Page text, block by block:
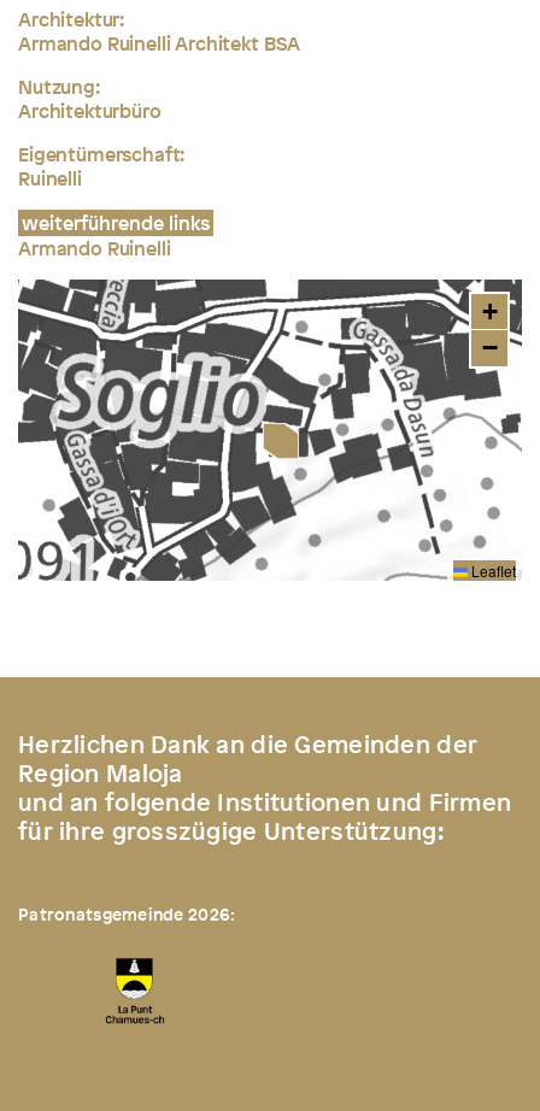
Architektur:
Armando Ruinelli Architekt BSA
Nutzung:
Architekturbüro
Eigentümerschaft:
Ruinelli
weiterführende links
Armando Ruinelli
+
−
Leaflet
Herzlichen Dank an die Gemeinden der
Region Maloja
und an folgende Institutionen und Firmen
für ihre grosszügige Unterstützung:
Patronatsgemeinde 2026: